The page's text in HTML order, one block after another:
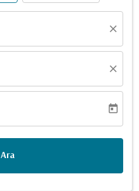
close
close
today
Ara